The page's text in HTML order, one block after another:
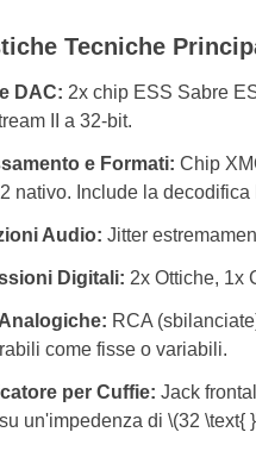
Tecniche
DAC: 2x chip ESS Sabre
II a 32-bit.
e Formati: Chip
nativo. Include la
Audio: Jitter
Digitali: 2x Ottiche, 1x
RCA
come fisse o variabili.
per Cuffie: Jack
un'impedenza di \(32 \text{